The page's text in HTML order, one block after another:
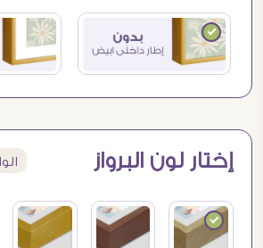
إختار لون البرواز